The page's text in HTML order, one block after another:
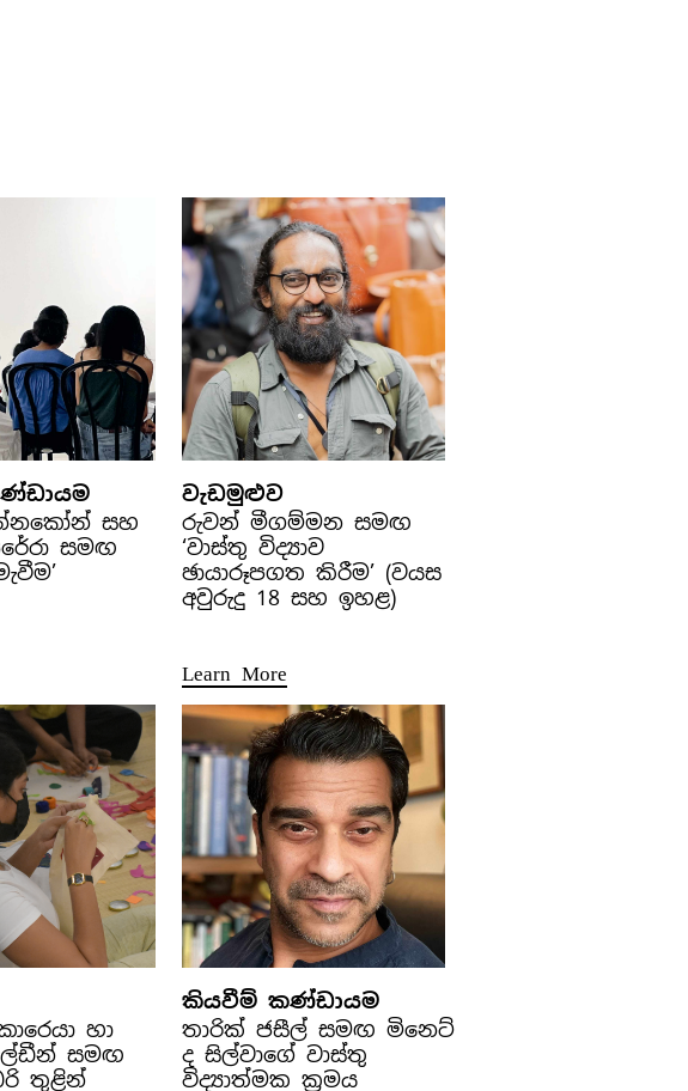
සහ
සමඟ
වැඩමුළුව
රුවන් මීගම්මන සමඟ
‘වාස්තු විද්‍යාව
ඡායාරූපගත කිරීම’ (වයස
අවුරුදු 18 සහ ඉහළ)
Learn More
හා
සමඟ
තුළින්
කියවීම් කණ්ඩායම
තාරික් ජසීල් සමඟ මිනෙට්
ද සිල්වාගේ වාස්තු
විද්‍යාත්මක ක්‍රමය